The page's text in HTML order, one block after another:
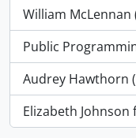
William
, 1170 résultats
Public
, 1090 résultats
Audrey Hawthorn
, 1069 résultats
Elizabeth Johnson
, 868 résultats